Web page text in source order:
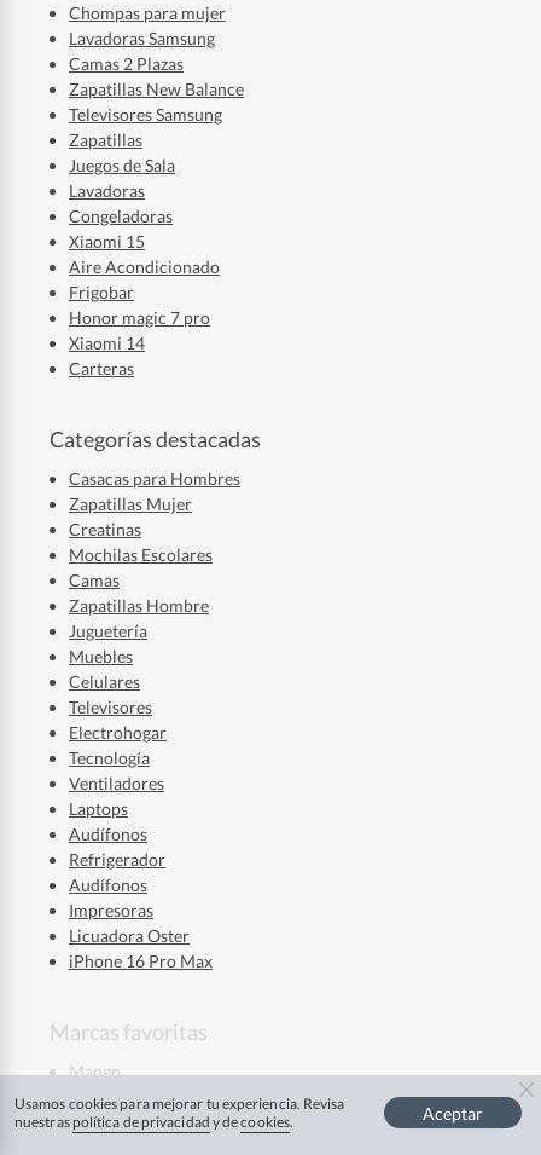
Chompas para mujer
Lavadoras Samsung
Camas 2 Plazas
Zapatillas New Balance
Televisores Samsung
Zapatillas
Juegos de Sala
Lavadoras
Congeladoras
Xiaomi 15
Aire Acondicionado
Frigobar
Honor magic 7 pro
Xiaomi 14
Carteras
Categorías destacadas
Casacas para Hombres
Zapatillas Mujer
Creatinas
Mochilas Escolares
Camas
Zapatillas Hombre
Juguetería
Muebles
Celulares
Televisores
Electrohogar
Tecnología
Ventiladores
Laptops
Audífonos
Refrigerador
Audífonos
Impresoras
Licuadora Oster
iPhone 16 Pro Max
Marcas favoritas
Mango
La Roche Posay
Mixsoon
Usamos cookies para mejorar tu experiencia. Revisa
nuestras política de privacidad y decookies. Aceptar